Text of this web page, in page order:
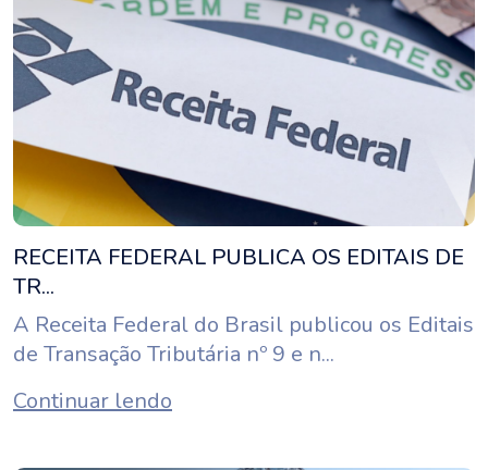
RECEITA FEDERAL PUBLICA OS EDITAIS DE
TR...
A Receita Federal do Brasil publicou os Editais
de Transação Tributária nº 9 e n...
Continuar lendo